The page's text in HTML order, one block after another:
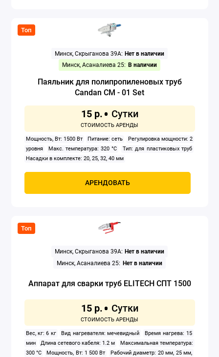
Перфораторы
Прожекторы электрические
Установки алмазного бурения
Штроборезы
Электрические плиткорезы
Электропилы
Топ
Минск, Скрыганова 39А: Нет в наличии
Минск, Асаналиева 25: В наличии
Паяльник для полипропиленовых труб
Candan CM - 01 Set
15 р.
Мощность, Вт: 1500 Вт Питание: сеть
Регулировка мощности: 2
уровня
Макс. температура: 320 °C
Тип: для пластиковых труб
Насадки в комплекте: 20, 25, 32, 40 мм
АРЕНДОВАТЬ
Топ
Минск, Скрыганова 39А: Нет в наличии
Минск, Асаналиева 25: Нет в наличии
Аппарат для сварки труб ELITECH СПТ 1500
15 р.
Вес, кг: 6 кг Вид нагревателя: мечевидный
Время нагрева: 15
мин
Длина сетевого кабеля: 1.2 м
Максимальная температура:
300 °C
Мощность, Вт: 1 500 Вт
Рабочий диаметр: 20 мм, 25 мм,